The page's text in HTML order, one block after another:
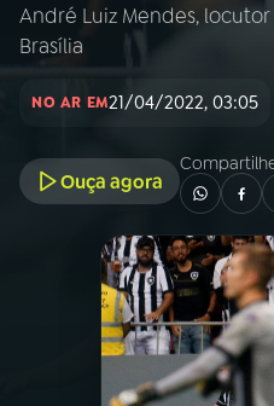
AO
01INÍCIO
02A RÁDIO
PROGRAMAÇÃO
PROGRAMAS
André Luiz Mendes,
Brasília
NO AR EM21/04/2022, 03:05
Ouça agora